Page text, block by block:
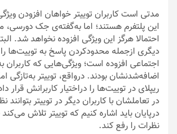
مدتی است کاربران توییتر خواهان افزودن
این پلتفرم هستند؛ اما به‌گفته‌ی جک دورسی،
احتمالا هرگز این ویژگی افزوده نخواهد شد.
دیگری ازجمله محدودکردن پاسخ به توییت‌ها
اجتماعی افزوده است؛ ویژگی‌هایی که
اضافه‌شدنشان بودند. درواقع، توییتر به‌تازگی
ریپلای در توییت‌ها را دراختیار کاربرانش قرار
در تعاملشان با کاربران دیگر در توییتر بتوانند
درپایان باید اشاره کنیم که توییتر تلاش
نظرات را رفع کند.